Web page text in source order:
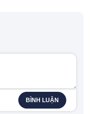
BÌNH LUẬN